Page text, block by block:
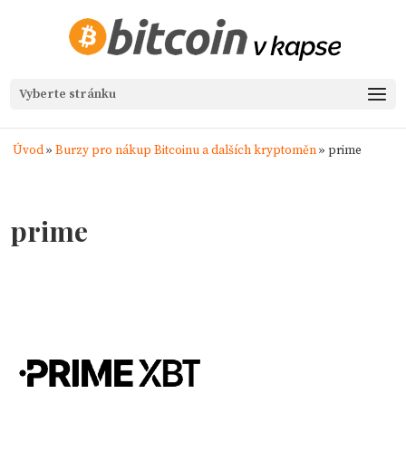
Vyberte stránku
Úvod» Burzy pro nákup Bitcoinu a dalších kryptoměn» prime
prime